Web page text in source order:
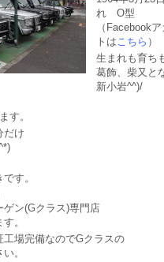
れ O型
（Facebook
トはこちら ）
生まれも育ち
葛飾、柴又と
新小岩^^)/
す。
だけ
す。
ン(Gクラス)専門店
。
工場完備なのでGクラスの
。